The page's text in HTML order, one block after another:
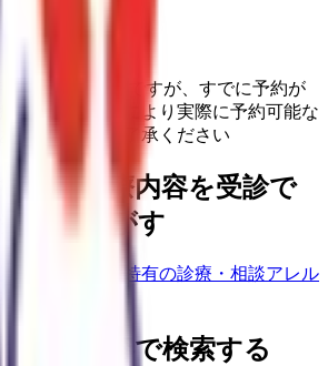
●
は上記の通りですが、すでに予約が
院の都合などにより実際に予約可能な
りますのでご了承ください
的な診療内容を受診で
所をさがす
療・相談 男性特有の診療・相談アレル
談
診療内容で検索する